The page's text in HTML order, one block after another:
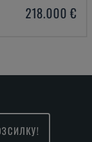
218.000 €